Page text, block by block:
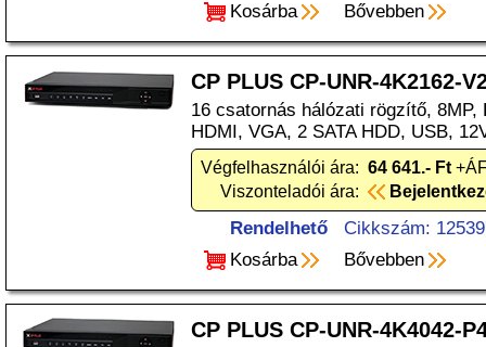
Kosárba
Bővebben
CP PLUS CP-UNR-4K2162-
16 csatornás hálózati rögzítő, 8MP,
HDMI, VGA, 2 SATA HDD, USB,
Végfelhasználói ára: 64 641.- Ft
Viszonteladói ára:
Rendelhető
Cikkszám:
Kosárba
Bővebben
CP PLUS CP-UNR-4K4042-